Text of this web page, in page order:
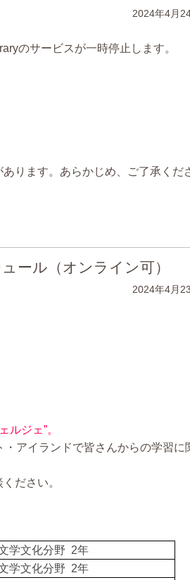
2024年4月
のサービスが一時停止します。
ります。あらかじめ、ご了承くだ
ール（オンライン可）
2024年4月
ルジェ”。
アイランドで皆さんからの学習に
ださい。
学文化分野 2年
学文化分野 2年